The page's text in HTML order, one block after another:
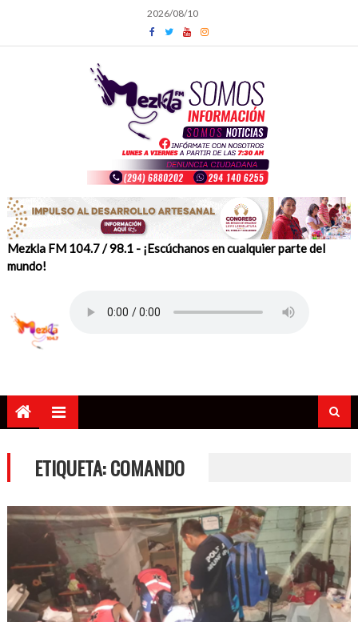
content
2026/08/10
Mezkla FM 104.7 / 98.1 - ¡Escúchanos en cualquier parte del
mundo!
ETIQUETA:COMANDO